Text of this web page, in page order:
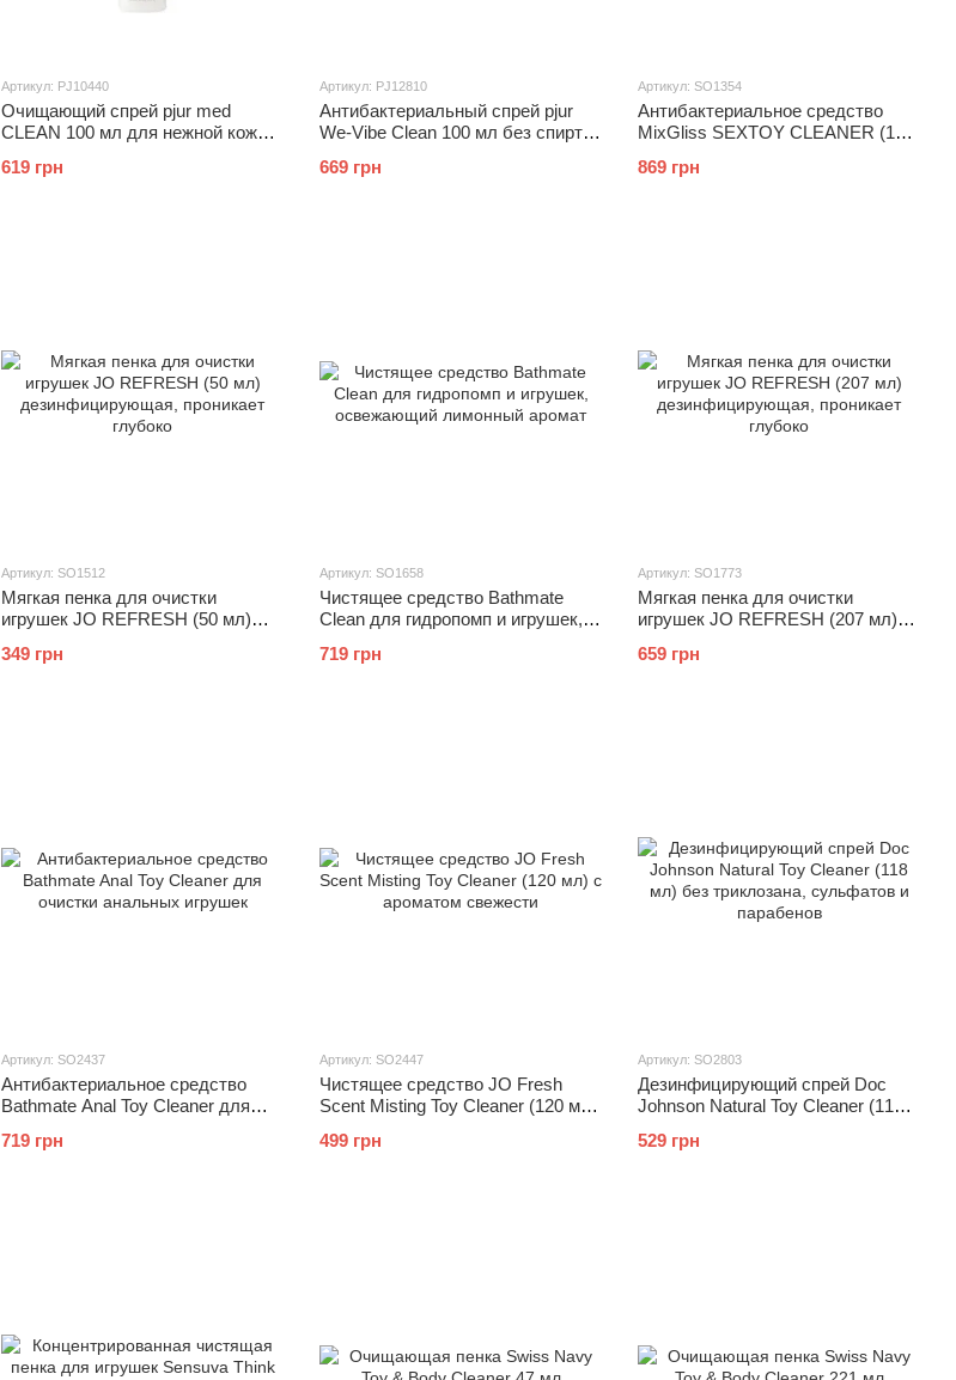
Артикул: PJ10440
Очищающий спрей pjur med
CLEAN 100 мл для нежной кожи и
619 грн
Артикул: PJ12810
Антибактериальный спрей pjur
We-Vibe Clean 100 мл без спирта
669 грн
Артикул: SO1354
Антибактериальное средство
MixGliss SEXTOY CLEANER (100
869 грн
Артикул: SO1512
Мягкая пенка для очистки
игрушек JO REFRESH (50 мл)
глубоко
349 грн
Артикул: SO1658
Чистящее средство Bathmate
Clean для гидропомп и игрушек,
719 грн
Артикул: SO1773
Мягкая пенка для очистки
игрушек JO REFRESH (207 мл)
глубоко
659 грн
Артикул: SO2437
Антибактериальное средство
Bathmate Anal Toy Cleaner для
719 грн
Артикул: SO2447
Чистящее средство JO Fresh
Scent Misting Toy Cleaner (120 мл)
499 грн
Артикул: SO2803
Дезинфицирующий спрей Doc
Johnson Natural Toy Cleaner (118
парабенов
529 грн